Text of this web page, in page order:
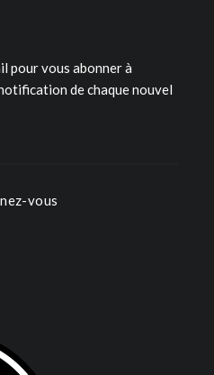
pour vous abonner à
de chaque nouvel
vous